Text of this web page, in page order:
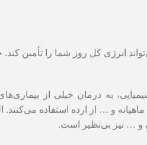
انرژی کل روز شما را تأمین
به درمان خیلی از
و … از ارده استفاده
و … نیز بی‌نظیر است.